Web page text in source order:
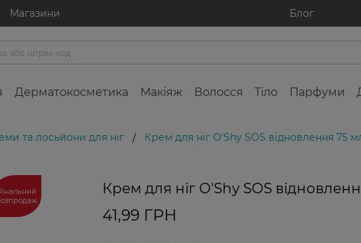
Магазини Блог
Дерматокосметика Макіяж Волосся Тіло Парфуми
та лосьйони для ніг / Крем для ніг O'Shy SOS відновлення 75
Крем для ніг O'Shy SOS
41,99 ГРН